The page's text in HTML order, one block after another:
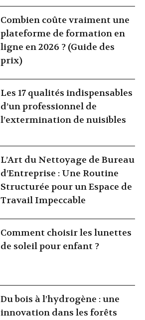
Combien coûte vraiment une
plateforme de formation en
ligne en 2026 ? (Guide des
prix)
Les 17 qualités indispensables
d’un professionnel de
l’extermination de nuisibles
L’Art du Nettoyage de Bureau
d’Entreprise : Une Routine
Structurée pour un Espace de
Travail Impeccable
Comment choisir les lunettes
de soleil pour enfant ?
Du bois à l’hydrogène : une
innovation dans les forêts